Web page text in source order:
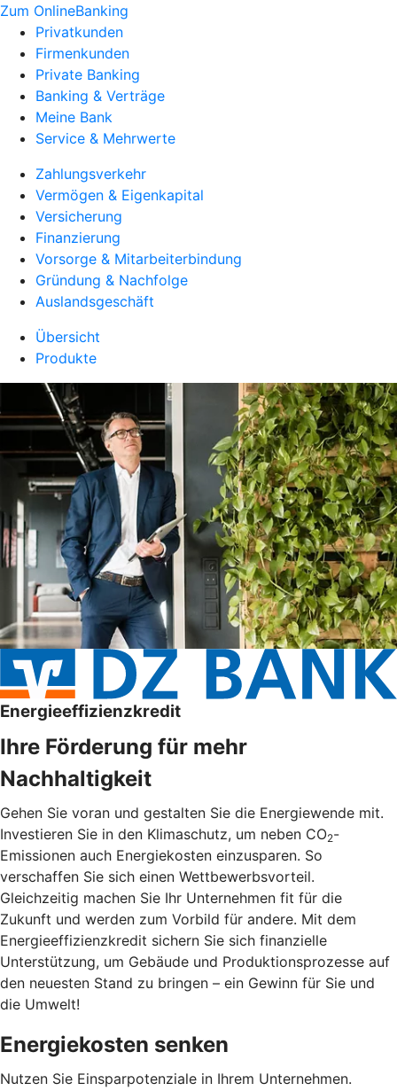
Zum OnlineBanking
Privatkunden
Firmenkunden
Private Banking
Banking & Verträge
Meine Bank
Service & Mehrwerte
Zahlungsverkehr
Vermögen & Eigenkapital
Versicherung
Finanzierung
Vorsorge & Mitarbeiterbindung
Gründung & Nachfolge
Auslandsgeschäft
Übersicht
Produkte
Energieeffizienzkredit
Ihre Förderung für mehr
Nachhaltigkeit
Gehen Sie voran und gestalten Sie die Energiewende mit.
Investieren Sie in den Klimaschutz, um neben CO2-
Emissionen auch Energiekosten einzusparen. So
verschaffen Sie sich einen Wettbewerbsvorteil.
Gleichzeitig machen Sie Ihr Unternehmen fit für die
Zukunft und werden zum Vorbild für andere. Mit dem
Energieeffizienzkredit sichern Sie sich finanzielle
Unterstützung, um Gebäude und Produktionsprozesse auf
den neuesten Stand zu bringen – ein Gewinn für Sie und
die Umwelt!
Energiekosten senken
Nutzen Sie Einsparpotenziale in Ihrem Unternehmen.